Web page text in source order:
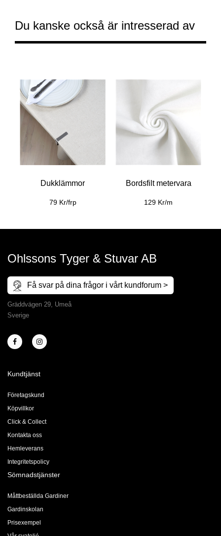
Du kanske också är intresserad av
Dukklämmor
79 Kr/frp
Bordsfilt metervara
129 Kr/m
Ohlssons Tyger & Stuvar AB
Få svar på dina frågor i vårt kundforum >
Gräddvägen 29, Umeå
Sverige
Kundtjänst
Företagskund
Köpvillkor
Click & Collect
Kontakta oss
Hemleverans
Integritetspolicy
Sömnadstjänster
Måttbeställda Gardiner
Gardinskolan
Prisexempel